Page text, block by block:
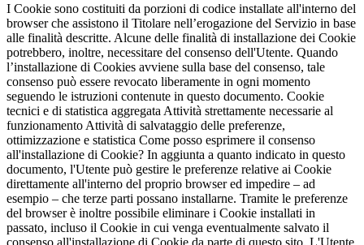
I Cookie sono costituiti da porzioni di codice installate all'interno del
browser che assistono il Titolare nell’erogazione del Servizio in base
alle finalità descritte. Alcune delle finalità di installazione dei Cookie
potrebbero, inoltre, necessitare del consenso dell'Utente. Quando
l’installazione di Cookies avviene sulla base del consenso, tale
consenso può essere revocato liberamente in ogni momento
seguendo le istruzioni contenute in questo documento. Cookie
tecnici e di statistica aggregata Attività strettamente necessarie al
funzionamento Attività di salvataggio delle preferenze,
ottimizzazione e statistica Come posso esprimere il consenso
all'installazione di Cookie? In aggiunta a quanto indicato in questo
documento, l'Utente può gestire le preferenze relative ai Cookie
direttamente all'interno del proprio browser ed impedire – ad
esempio – che terze parti possano installarne. Tramite le preferenze
del browser è inoltre possibile eliminare i Cookie installati in
passato, incluso il Cookie in cui venga eventualmente salvato il
consenso all'installazione di Cookie da parte di questo sito. L'Utente